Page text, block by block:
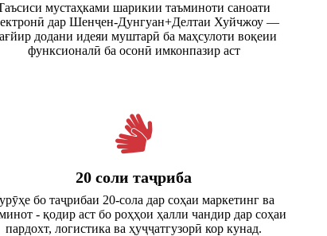
мустаҳками шарикии таъминоти саноати
дар Шенҷен-Дунгуан+Делтаи Хуйчжоу —
додани идеяи муштарӣ ба маҳсулоти воқеии
функсионалӣ ба осонӣ имконпазир аст
20 соли таҷриба
бо таҷрибаи 20-сола дар соҳаи маркетинг ва
- қодир аст бо роҳҳои ҳалли чандир дар соҳаи
пардохт, логистика ва ҳуҷҷатгузорӣ кор кунад.